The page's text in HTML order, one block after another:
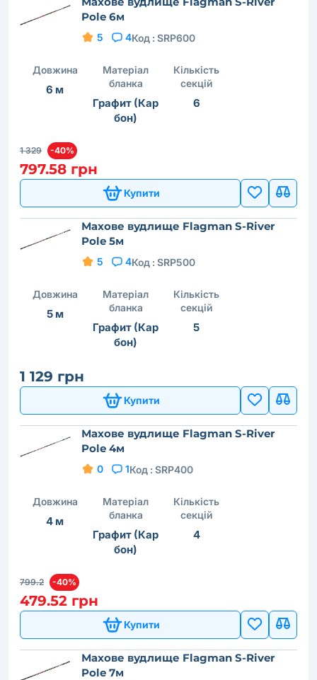
Pole 6м
5 4Код : SRP600
Довжина
6 м
Матеріал
бланка
Графит (Кар
бон)
Кількість
секцій
6
1 329 -40%
797.58 грн
Купити
Махове вудлище Flagman S-River
Pole 5м
5 4Код : SRP500
Довжина
5 м
Матеріал
бланка
Графит (Кар
бон)
Кількість
секцій
5
1 129 грн
Купити
Махове вудлище Flagman S-River
Pole 4м
0 1Код : SRP400
Довжина
4 м
Матеріал
бланка
Графит (Кар
бон)
Кількість
секцій
4
799.2 -40%
479.52 грн
Купити
Махове вудлище Flagman S-River
Pole 7м